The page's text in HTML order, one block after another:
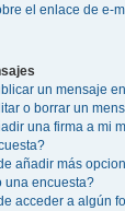
el enlace de e-
un mensaje
o borrar un
una firma a mi
añadir más
una encuesta?
acceder a algún